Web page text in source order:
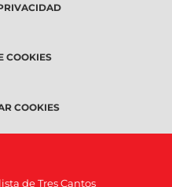
COOKIES
COOKIES
de Tres Cantos